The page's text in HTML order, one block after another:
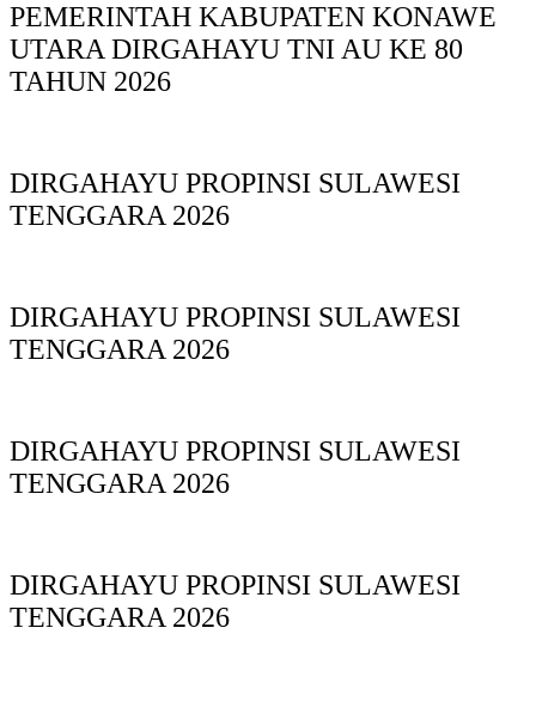
PEMERINTAH KABUPATEN KONAWE
UTARA DIRGAHAYU TNI AU KE 80
TAHUN 2026
DIRGAHAYU PROPINSI SULAWESI
TENGGARA 2026
DIRGAHAYU PROPINSI SULAWESI
TENGGARA 2026
DIRGAHAYU PROPINSI SULAWESI
TENGGARA 2026
DIRGAHAYU PROPINSI SULAWESI
TENGGARA 2026